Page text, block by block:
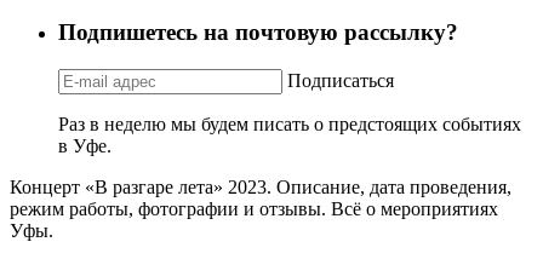
Подпишетесь на почтовую рассылку?
Подписаться
Раз в неделю мы будем писать о предстоящих событиях
в Уфе.
Концерт «В разгаре лета» 2023. Описание, дата проведения,
режим работы, фотографии и отзывы. Всё о мероприятиях
Уфы.